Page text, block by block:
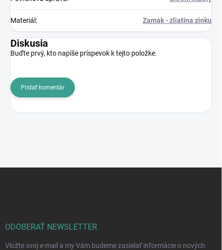
Materiál : Zamak - zliatina zinku
Diskusia
Buďte prvý, kto napíše príspevok k tejto položke.
Pridať komentár
ODOBERAŤ NEWSLETTER
Vložte svoj e-mail a my Vám budeme zasielať informácie o nových